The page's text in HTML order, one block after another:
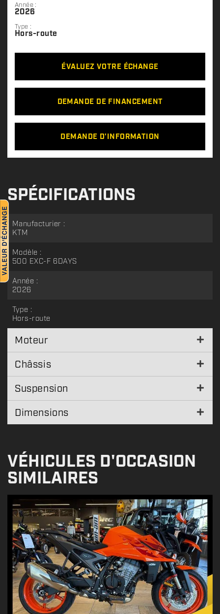
Année :
2026
Type :
Hors-route
ÉVALUEZ VOTRE ÉCHANGE
DEMANDE DE FINANCEMENT
DEMANDE D'INFORMATION
SPÉCIFICATIONS
Manufacturier :
KTM
Modèle :
500 EXC-F 6DAYS
Année :
2026
Type :
Hors-route
Moteur
Châssis
Suspension
Dimensions
VÉHICULES D'OCCASION
SIMILAIRES